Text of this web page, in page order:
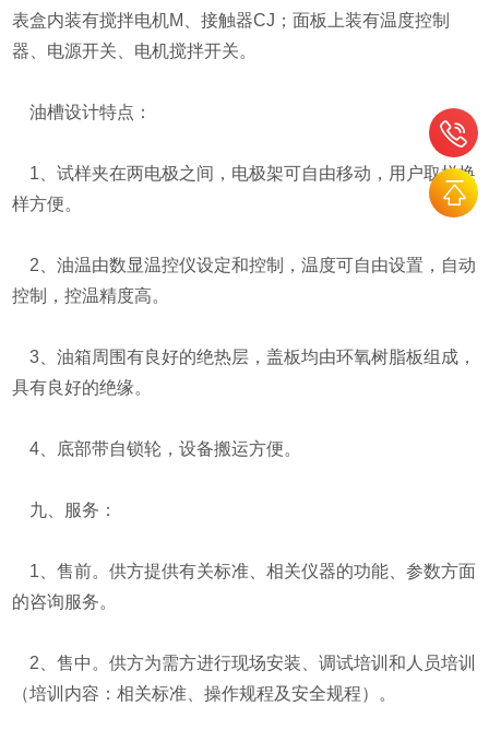
表盒内装有搅拌电机M、接触器CJ；面板上装有温度控制
器、电源开关、电机搅拌开关。
油槽设计特点：
1、试样夹在两电极之间，电极架可自由移动，用户取样换
样方便。
2、油温由数显温控仪设定和控制，温度可自由设置，自动
控制，控温精度高。
3、油箱周围有良好的绝热层，盖板均由环氧树脂板组成，
具有良好的绝缘。
4、底部带自锁轮，设备搬运方便。
九、服务：
1、售前。供方提供有关标准、相关仪器的功能、参数方面
的咨询服务。
2、售中。供方为需方进行现场安装、调试培训和人员培训
（培训内容：相关标准、操作规程及安全规程）。